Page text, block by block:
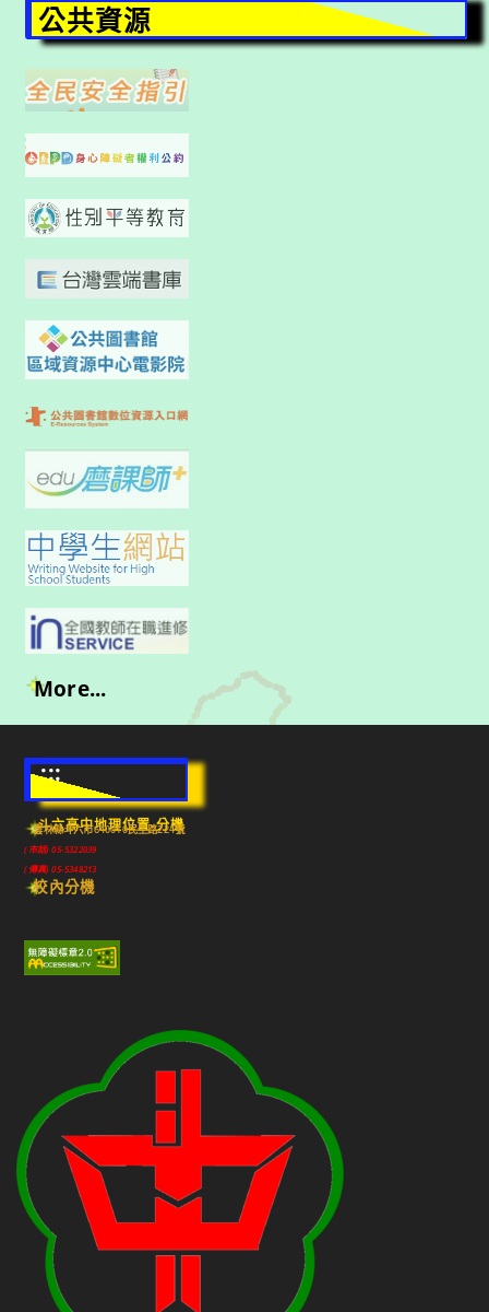
公共資源
More...
:::
斗六高中地理位置-分機
雲林縣斗六市640010民生路224號
(市話) 05-5322039
(傳真) 05-5348213
校內分機